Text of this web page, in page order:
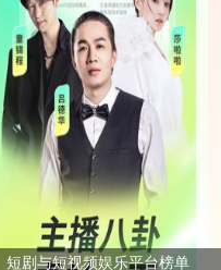
短剧与短视频娱乐平台榜单